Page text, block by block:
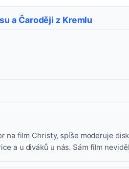
a Čaroději z Kremlu
na film Christy, spíše moderuje
a u diváků u nás. Sám film